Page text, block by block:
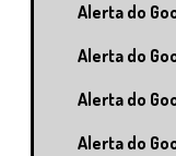
Alerta do
Alerta do
Alerta do
Alerta do